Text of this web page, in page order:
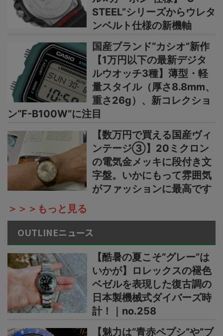
STEEL”シリーズからウレタ
ンベルト仕様の新機軸
国産ブランド“カシオ”新作
【1万円以下の最新デジタ
ルウオッチ3種】薄型・軽
量スタイル（厚さ8.8mm、
重さ26g）、新コレクショ
ン“F-B100W”に注目
【数万円で買える国産ヴィ
ンテージ③】20ミクロン
の電気金メッキに段付き文
字盤。いかにもって雰囲気
がファッションに最高です
＞＞＞もっと見る
OUTLINEニュース
【酷暑の夏こそ“グレー”は
いかが】ロレックスの褪色
ベゼルを表現した復古調の
日本製機械式ダイバーズ時
計！｜no.258
【魅力は“青赤ペプシ”や“ブ